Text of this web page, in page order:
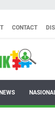
CONTACT
NEWS